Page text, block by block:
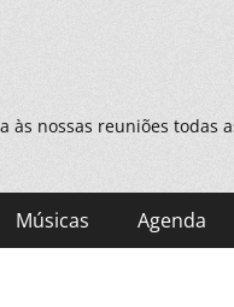
às nossas reuniões todas
Músicas Agenda